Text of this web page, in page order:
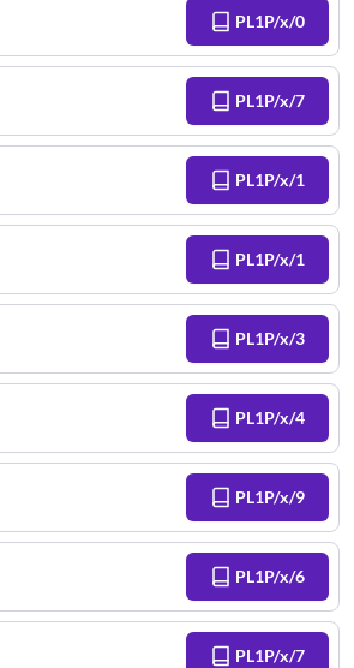
PL1P/x/0
PL1P/x/7
PL1P/x/1
PL1P/x/1
PL1P/x/3
PL1P/x/4
PL1P/x/9
PL1P/x/6
PL1P/x/7